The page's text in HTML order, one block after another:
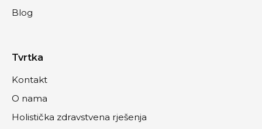
Blog
Tvrtka
Kontakt
O nama
Holistička zdravstvena rješenja